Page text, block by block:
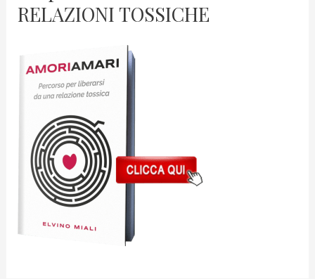
RELAZIONI TOSSICHE